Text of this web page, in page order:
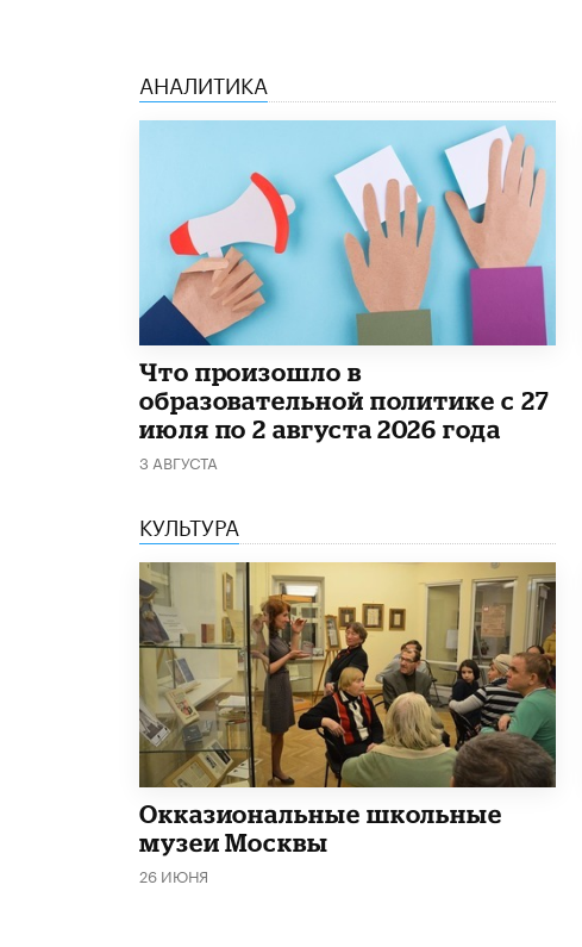
АНАЛИТИКА
​Что произошло в
образовательной политике с 27
июля по 2 августа 2026 года
3 АВГУСТА
КУЛЬТУРА
​Окказиональные школьные
музеи Москвы
26 ИЮНЯ